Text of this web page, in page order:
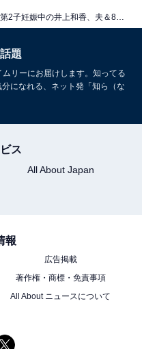
題
リーにお届けします。知ってる
になれる、ネット発「知ら（な
ス
All About Japan
報
広告掲載
著作権・商標・免責事項
All About ニュースについて